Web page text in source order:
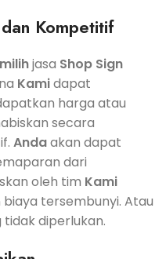
Kompetitif
jasa Shop Sign
Kamidapat
harga atau
secara
Andaakan dapat
dari
oleh tim Kami
tersembunyi. Atau
diperlukan.